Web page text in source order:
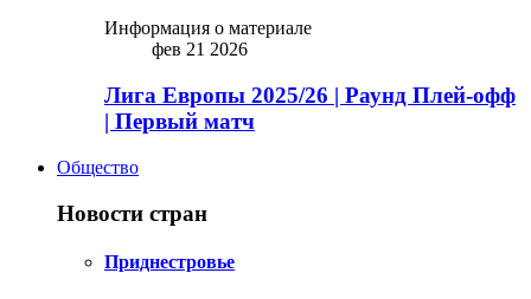
Информация о материале
фев 21 2026
Лига Европы 2025/26 | Раунд Плей-офф
| Первый матч
Общество
Новости стран
Приднестровье